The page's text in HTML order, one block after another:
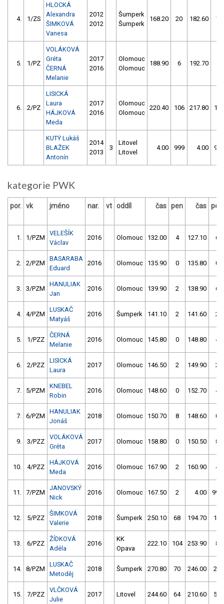
4. 1/ZS
HLOCKÁ
Alexandra
ŠIMKOVÁ
Vanesa
2012
2012
Šumperk
Šumperk
168.20 20 182.60 10
5. 1/PZ
VOLÁKOVÁ
Gréta
ČERNÁ
Melanie
2017
2016
Olomouc
Olomouc
188.90 6 192.70
6. 2/PZ
LISICKÁ
Laura
HÁJKOVÁ
Meda
2017
2016
Olomouc
Olomouc
220.40 106 217.80 108
KUTÝ Lukáš
BLAŽEK
Antonín
2014
2013
3
Litovel
Litovel
4.00 999 4.00 999
kategorie PWK
por. vk jméno nar. vt oddíl čas pen čas pen
1. 1/PZM
VELEŠÍK
Václav
2016 Olomouc 132.00 4 127.10 6
2. 2/PZM
BASARABA
Eduard
2016 Olomouc 135.90 0 135.80 0
3. 3/PZM
HANULIAK
Jan
2016 Olomouc 139.90 2 138.90 6
4. 4/PZM
LUSKAČ
Matyáš
2016 Šumperk 141.10 2 141.60 2
5. 1/PZZ
ČERNÁ
Melanie
2016 Olomouc 145.80 0 148.80 4
6. 2/PZZ
LISICKÁ
Laura
2017 Olomouc 146.50 2 149.90 2
7. 5/PZM
KNEBEL
Robin
2016 Olomouc 148.60 0 152.70 4
7. 6/PZM
HANULIAK
Jonáš
2018 Olomouc 150.70 8 148.60 0
9. 3/PZZ
VOLÁKOVÁ
Gréta
2017 Olomouc 158.80 0 150.50 8
10. 4/PZZ
HÁJKOVÁ
Meda
2016 Olomouc 167.90 2 160.90 4
11. 7/PZM
JANOVSKÝ
Nick
2016 Olomouc 167.50 2 4.00 999
12. 5/PZZ
ŠIMKOVÁ
Valerie
2018 Šumperk 250.10 68 194.70 12
13. 6/PZZ
ŽÍDKOVÁ
Adéla
2016
KK
Opava
222.10 104 253.90 8
14. 8/PZM
LUSKAČ
Metoděj
2018 Šumperk 270.80 70 246.00 20
15. 7/PZZ
VLČKOVÁ
Julie
2017 Litovel 244.60 64 210.60 58